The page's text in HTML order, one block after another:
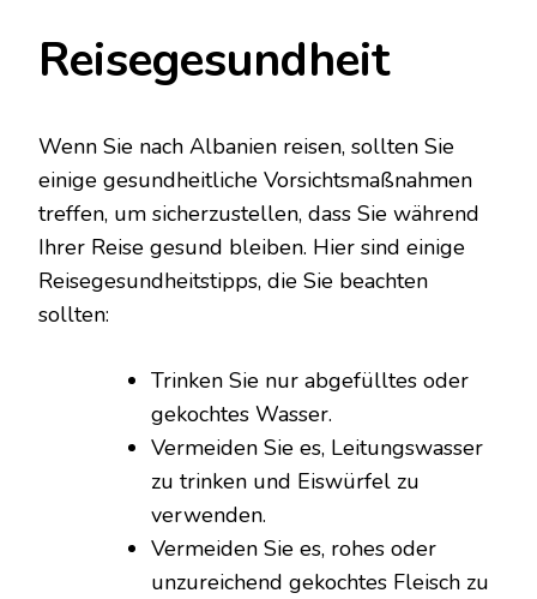
Reisegesundheit
Wenn Sie nach Albanien reisen, sollten Sie
einige gesundheitliche Vorsichtsmaßnahmen
treffen, um sicherzustellen, dass Sie während
Ihrer Reise gesund bleiben. Hier sind einige
Reisegesundheitstipps, die Sie beachten
sollten:
Trinken Sie nur abgefülltes oder
gekochtes Wasser.
Vermeiden Sie es, Leitungswasser
zu trinken und Eiswürfel zu
verwenden.
Vermeiden Sie es, rohes oder
unzureichend gekochtes Fleisch zu